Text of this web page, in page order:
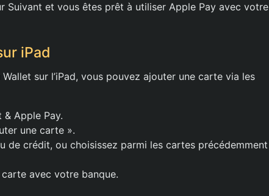
Suivant et vous êtes prêt à utiliser Apple Pay avec votre
iPad
Wallet sur l’iPad, vous pouvez ajouter une carte via les
Apple Pay.
une carte ».
de crédit, ou choisissez parmi les cartes précédemment
avec votre banque.